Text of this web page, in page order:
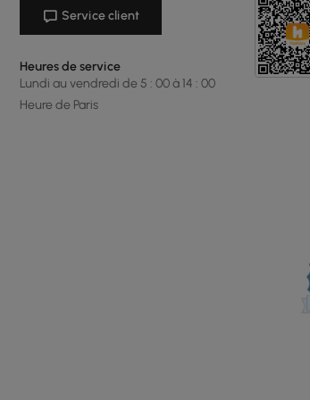
Service client
Heures de service
Lundi au vendredi de 5 : 00 à 14 : 00
Heure de Paris